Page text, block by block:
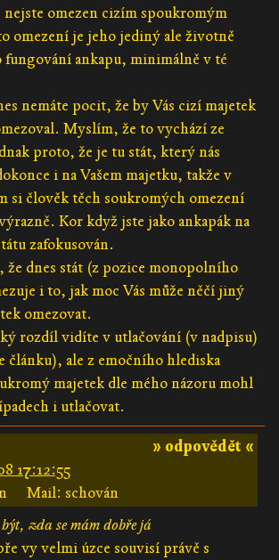
omezen cizím spoukromým
omezení je jeho jediný ale životně
ankapu, minimálně v té
nemáte pocit, že by Vás cizí majetek
Myslím, že to vychází ze
proto, že je tu stát, který nás
i na Vašem majetku, takže v
si člověk těch soukromých omezení
Kor když jste jako ankapák na
zafokusován.
že dnes stát (z pozice monopolního
i to, jak moc Vás může něčí jiný
omezovat.
rozdíl vidíte v utlačování (v nadpisu)
článku), ale z emočního hlediska
majetek dle mého názoru mohl
i utlačovat.
» odpovědět «
17:12:55
Mail: schován
zda se mám dobře já
vy velmi úzce souvisí právě s